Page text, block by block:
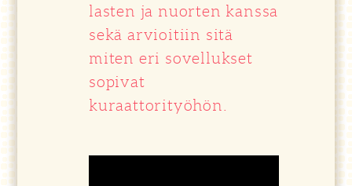
lasten ja nuorten kanssa
sekä arvioitiin sitä
miten eri sovellukset
sopivat
kuraattorityöhön.